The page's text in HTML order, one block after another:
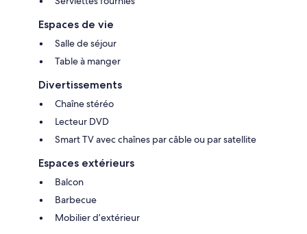
Espaces de vie
Salle de séjour
Table à manger
Divertissements
Chaîne stéréo
Lecteur DVD
Smart TV avec chaînes par câble ou par satellite
Espaces extérieurs
Balcon
Barbecue
Mobilier d’extérieur